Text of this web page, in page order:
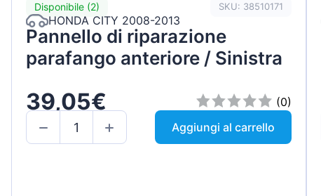
Disponibile (2) SKU: 38510171
HONDA CITY 2008-2013
Pannello di riparazione
parafango anteriore / Sinistra
39,05€
(0)
Aggiungi al carrello